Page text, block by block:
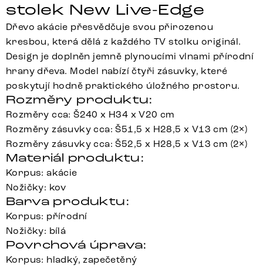
stolek New Live-Edge
Dřevo akácie přesvědčuje svou přirozenou
kresbou, která dělá z každého TV stolku originál.
Design je doplněn jemně plynoucími vlnami přírodní
hrany dřeva. Model nabízí čtyři zásuvky, které
poskytují hodně praktického úložného prostoru.
Rozměry produktu:
Rozměry cca: Š240 x H34 x V20 cm
Rozměry zásuvky cca: Š51,5 x H28,5 x V13 cm (2×)
Rozměry zásuvky cca: Š52,5 x H28,5 x V13 cm (2×)
Materiál produktu:
Korpus: akácie
Nožičky: kov
Barva produktu:
Korpus: přírodní
Nožičky: bílá
Povrchová úprava:
Korpus: hladký, zapečetěný